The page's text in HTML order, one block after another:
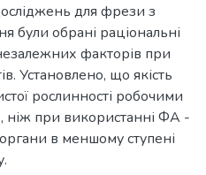
для фрези з
були обрані раціональні
факторів при
Установлено, що якість
рослинності робочими
ніж при використанні ФА -
в меншому ступені